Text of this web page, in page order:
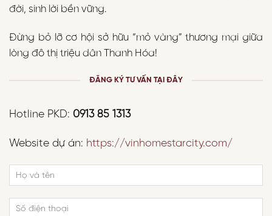
đời, sinh lời bền vững.
Đừng bỏ lỡ cơ hội sở hữu “mỏ vàng” thương mại giữa
lòng đô thị triệu dân Thanh Hóa!
ĐĂNG KÝ TƯ VẤN TẠI ĐÂY
Hotline PKD: 0913 85 1313
Website dự án: https://vinhomestarcity.com/